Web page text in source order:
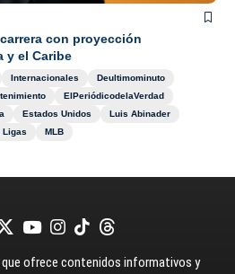
con proyección
y el Caribe
Internacionales
Deultimominuto
ElPeriódicodelaVerdad
Estados Unidos
Luis Abinader
Ligas MLB
ofrece contenidos informativos y